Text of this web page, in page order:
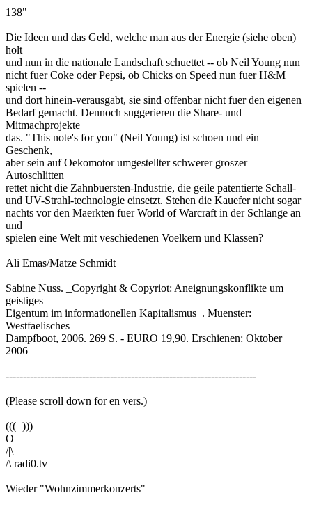
138"
Die Ideen und das Geld, welche man aus der Energie (siehe oben)
holt
und nun in die nationale Landschaft schuettet -- ob Neil Young nun
nicht fuer Coke oder Pepsi, ob Chicks on Speed nun fuer H&M
spielen --
und dort hinein-verausgabt, sie sind offenbar nicht fuer den eigenen
Bedarf gemacht. Dennoch suggerieren die Share- und
Mitmachprojekte
das. "This note's for you" (Neil Young) ist schoen und ein
Geschenk,
aber sein auf Oekomotor umgestellter schwerer groszer
Autoschlitten
rettet nicht die Zahnbuersten-Industrie, die geile patentierte Schall-
und UV-Strahl-technologie einsetzt. Stehen die Kauefer nicht sogar
nachts vor den Maerkten fuer World of Warcraft in der Schlange an
und
spielen eine Welt mit veschiedenen Voelkern und Klassen?
Ali Emas/Matze Schmidt
Sabine Nuss. _Copyright & Copyriot: Aneignungskonflikte um
geistiges
Eigentum im informationellen Kapitalismus_. Muenster:
Westfaelisches
Dampfboot, 2006. 269 S. - EURO 19,90. Erschienen: Oktober
2006
------------------------------------------------------------------------
(Please scroll down for en vers.)
(((+)))
O
/|\
/\ radi0.tv
Wieder "Wohnzimmerkonzerts"